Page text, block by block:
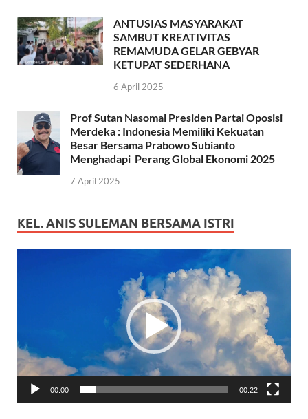
ANTUSIAS MASYARAKAT
SAMBUT KREATIVITAS
REMAMUDA GELAR GEBYAR
KETUPAT SEDERHANA
6 April 2025
Prof Sutan Nasomal Presiden Partai Oposisi
Merdeka : Indonesia Memiliki Kekuatan
Besar Bersama Prabowo Subianto
Menghadapi Perang Global Ekonomi 2025
7 April 2025
KEL. ANIS SULEMAN BERSAMA ISTRI
00:00 00:22